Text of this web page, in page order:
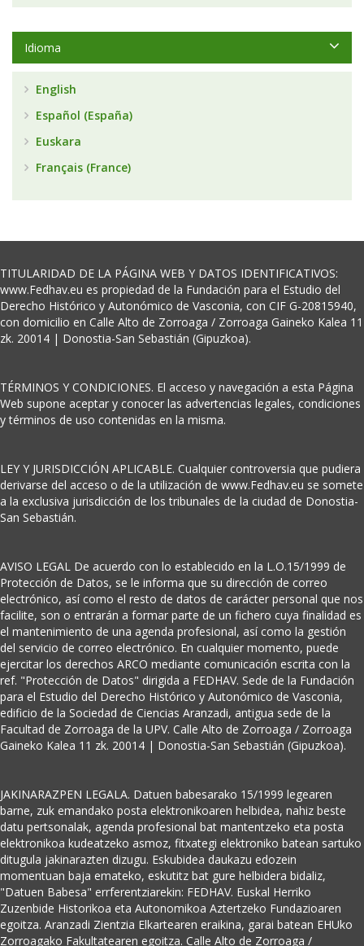
Idioma
English
Español (España)
Euskara
Français (France)
TITULARIDAD DE LA PÁGINA WEB Y DATOS IDENTIFICATIVOS:
www.Fedhav.eu es propiedad de la Fundación para el Estudio del
Derecho Histórico y Autonómico de Vasconia, con CIF G-20815940,
con domicilio en Calle Alto de Zorroaga / Zorroaga Gaineko Kalea 11
zk. 20014 | Donostia-San Sebastián (Gipuzkoa).
TÉRMINOS Y CONDICIONES. El acceso y navegación a esta Página
Web supone aceptar y conocer las advertencias legales, condiciones
y términos de uso contenidas en la misma.
LEY Y JURISDICCIÓN APLICABLE. Cualquier controversia que pudiera
derivarse del acceso o de la utilización de www.Fedhav.eu se somete
a la exclusiva jurisdicción de los tribunales de la ciudad de Donostia-
San Sebastián.
AVISO LEGAL De acuerdo con lo establecido en la L.O.15/1999 de
Protección de Datos, se le informa que su dirección de correo
electrónico, así como el resto de datos de carácter personal que nos
facilite, son o entrarán a formar parte de un fichero cuya finalidad es
el mantenimiento de una agenda profesional, así como la gestión
del servicio de correo electrónico. En cualquier momento, puede
ejercitar los derechos ARCO mediante comunicación escrita con la
ref. "Protección de Datos" dirigida a FEDHAV. Sede de la Fundación
para el Estudio del Derecho Histórico y Autonómico de Vasconia,
edificio de la Sociedad de Ciencias Aranzadi, antigua sede de la
Facultad de Zorroaga de la UPV. Calle Alto de Zorroaga / Zorroaga
Gaineko Kalea 11 zk. 20014 | Donostia-San Sebastián (Gipuzkoa).
JAKINARAZPEN LEGALA. Datuen babesarako 15/1999 legearen
barne, zuk emandako posta elektronikoaren helbidea, nahiz beste
datu pertsonalak, agenda profesional bat mantentzeko eta posta
elektronikoa kudeatzeko asmoz, fitxategi elektroniko batean sartuko
ditugula jakinarazten dizugu. Eskubidea daukazu edozein
momentuan baja emateko, eskutitz bat gure helbidera bidaliz,
"Datuen Babesa" errferentziarekin: FEDHAV. Euskal Herriko
Zuzenbide Historikoa eta Autonomikoa Aztertzeko Fundazioaren
egoitza. Aranzadi Zientzia Elkartearen eraikina, garai batean EHUko
Zorroagako Fakultatearen egoitza. Calle Alto de Zorroaga /